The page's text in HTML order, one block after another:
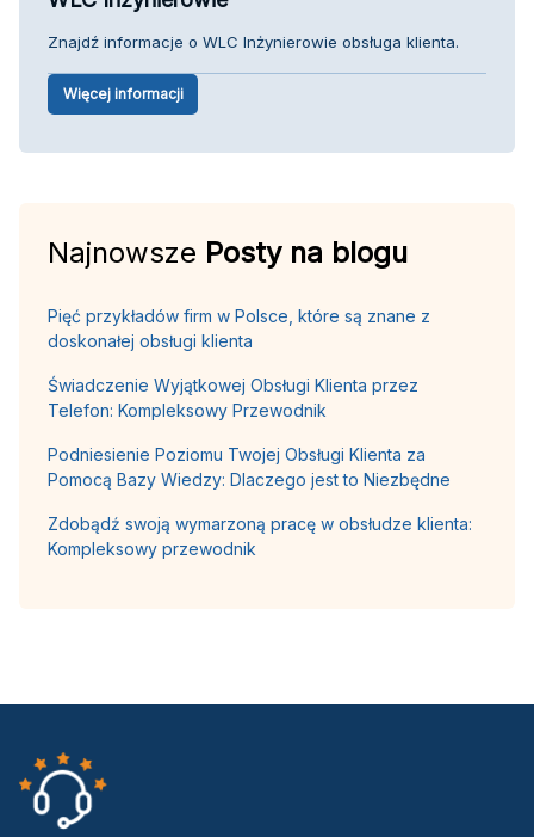
Znajdź informacje o WLC Inżynierowie obsługa klienta.
Więcej informacji
Najnowsze Posty na blogu
Pięć przykładów firm w Polsce, które są znane z
doskonałej obsługi klienta
Świadczenie Wyjątkowej Obsługi Klienta przez
Telefon: Kompleksowy Przewodnik
Podniesienie Poziomu Twojej Obsługi Klienta za
Pomocą Bazy Wiedzy: Dlaczego jest to Niezbędne
Zdobądź swoją wymarzoną pracę w obsłudze klienta:
Kompleksowy przewodnik